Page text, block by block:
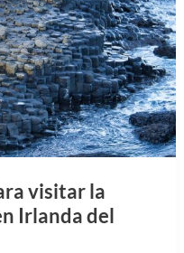
visitar la
Irlanda del